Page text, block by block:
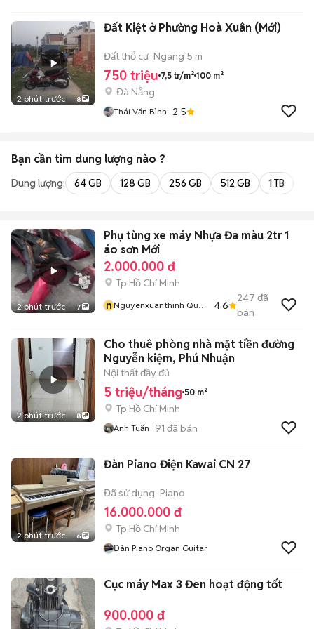
2 phút trước 8
Đất Kiệt ở Phường Hoà Xuân (Mới)
Đất thổ cư Ngang 5 m
750 triệu 7,5 tr/m² 100 m²
Đà Nẵng
Thái Văn Bình 2.5
Bạn cần tìm dung lượng nào ?
Dung lượng: 64 GB 128 GB 256 GB 512 GB 1 TB
2 phút trước 7
Phụ tùng xe máy Nhựa Đa màu 2tr 1
áo sơn Mới
2.000.000 đ
Tp Hồ Chí Minh
nNguyenxuanthinh Quận
4.6
247 đã
bán
2 phút trước 8
Cho thuê phòng nhà mặt tiền đường
Nguyễn kiệm, Phú Nhuận
Nội thất đầy đủ
5 triệu/tháng 50 m²
Tp Hồ Chí Minh
Anh Tuấn 91 đã bán
2 phút trước 6
Đàn Piano Điện Kawai CN 27
Đã sử dụng Piano
16.000.000 đ
Tp Hồ Chí Minh
Đàn Piano Organ Guitar
Cục máy Max 3 Đen hoạt động tốt
900.000 đ